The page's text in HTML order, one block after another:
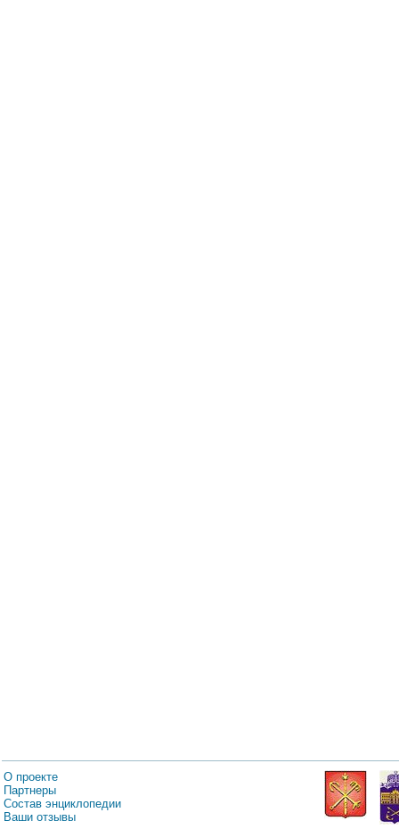
О проекте
Партнеры
Состав энциклопедии
Ваши отзывы